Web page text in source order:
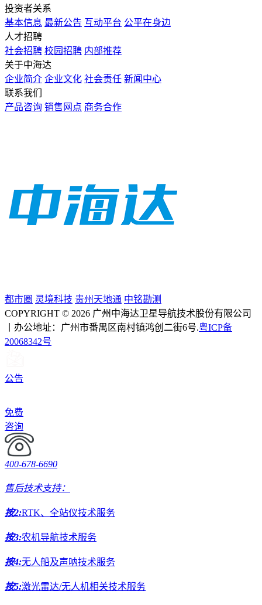
投资者关系
基本信息 最新公告 互动平台 公平在身边
人才招聘
社会招聘 校园招聘 内部推荐
关于中海达
企业简介 企业文化 社会责任 新闻中心
联系我们
产品咨询 销售网点 商务合作
都市圈 灵境科技 贵州天地通 中铭勘测
COPYRIGHT © 2026 广州中海达卫星导航技术股份有限公司
丨办公地址：广州市番禺区南村镇鸿创二街6号.粤ICP备
20068342号
公告
免费
咨询
400-678-6690
售后技术支持：
按2:RTK、全站仪技术服务
按3:农机导航技术服务
按4:无人船及声呐技术服务
按5:激光雷达/无人机相关技术服务